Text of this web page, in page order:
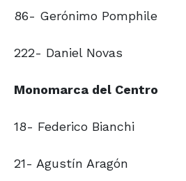
86- Gerónimo Pomphile
222- Daniel Novas
Monomarca del Centro
18- Federico Bianchi
21- Agustín Aragón